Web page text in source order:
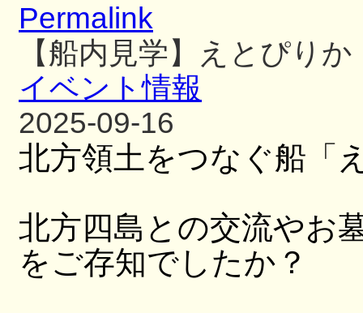
Permalink
【船内見学】えとぴりか
イベント情報
2025-09-16
北方領土をつなぐ船「
北方四島との交流やお
をご存知でしたか？